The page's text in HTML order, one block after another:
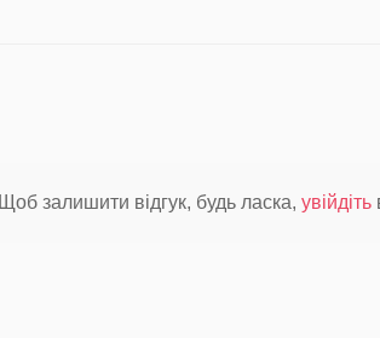
Щоб залишити відгук, будь ласка, увійдіть